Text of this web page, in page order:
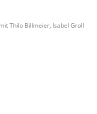
Thilo Billmeier, Isabel Groll